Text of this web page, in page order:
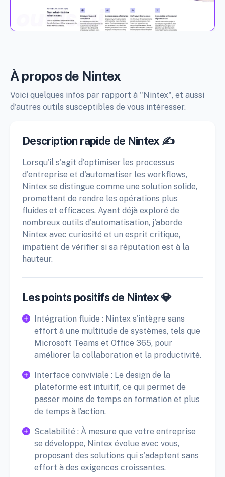
À propos de Nintex
Voici quelques infos par rapport à "Nintex", et aussi
d'autres outils susceptibles de vous intéresser.
Description rapide de Nintex ✍️
Lorsqu'il s'agit d'optimiser les processus
d'entreprise et d'automatiser les workflows,
Nintex se distingue comme une solution solide,
promettant de rendre les opérations plus
fluides et efficaces. Ayant déjà exploré de
nombreux outils d'automatisation, j'aborde
Nintex avec curiosité et un esprit critique,
impatient de vérifier si sa réputation est à la
hauteur.
Les points positifs de Nintex 💎
Intégration fluide : Nintex s'intègre sans
effort à une multitude de systèmes, tels que
Microsoft Teams et Office 365, pour
améliorer la collaboration et la productivité.
Interface conviviale : Le design de la
plateforme est intuitif, ce qui permet de
passer moins de temps en formation et plus
de temps à l’action.
Scalabilité : À mesure que votre entreprise
se développe, Nintex évolue avec vous,
proposant des solutions qui s'adaptent sans
effort à des exigences croissantes.